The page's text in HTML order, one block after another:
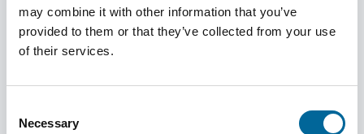
may combine it with other information that you’ve
provided to them or that they’ve collected from your use
of their services.
Selection
Necessary
Läs mer
Samhällsengagemang